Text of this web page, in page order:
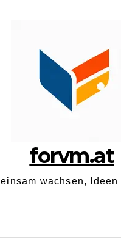
forvm.at
wachsen, Ideen